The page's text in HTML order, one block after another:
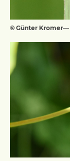
© Günter Kromer—